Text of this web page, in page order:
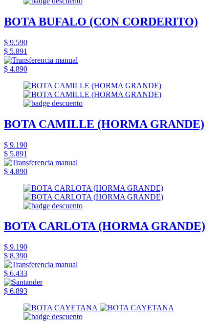
BOTA BUFALO (CON CORDERITO)
$ 9.590
$ 5.891
$ 4.890
BOTA CAMILLE (HORMA GRANDE)
$ 9.190
$ 5.891
$ 4.890
BOTA CARLOTA (HORMA GRANDE)
$ 9.190
$ 8.390
$ 6.433
$ 6.893